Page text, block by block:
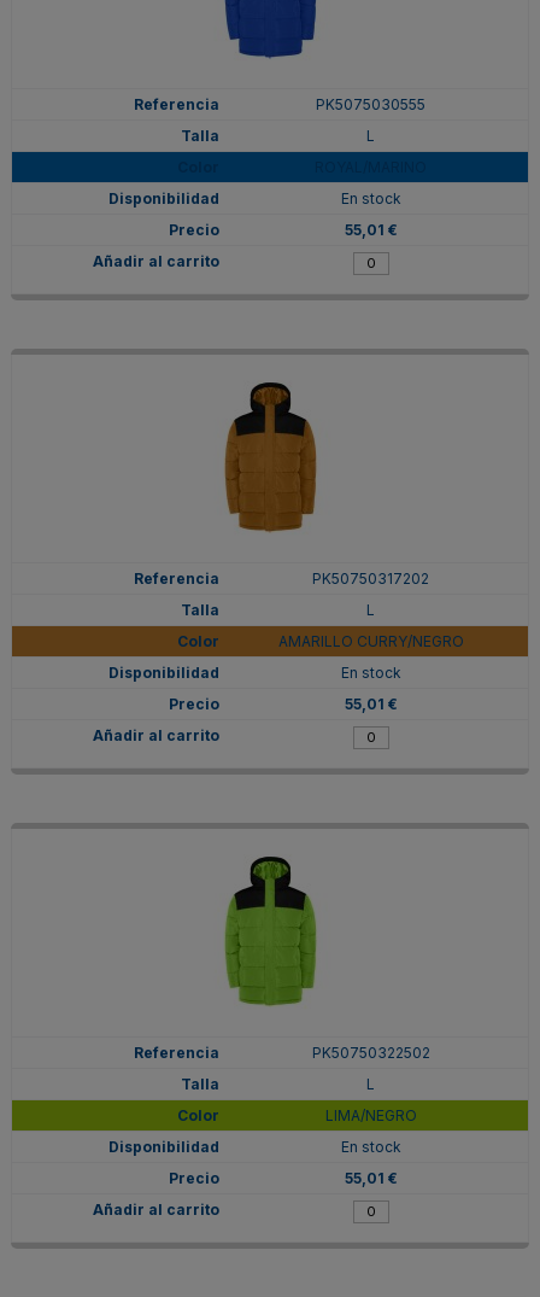
PK5075030555
L
En stock
55,01 €
PK50750317202
L
AMARILLO CURRY/NEGRO
En stock
55,01 €
PK50750322502
L
LIMA/NEGRO
En stock
55,01 €